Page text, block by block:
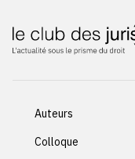
Auteurs
Colloque